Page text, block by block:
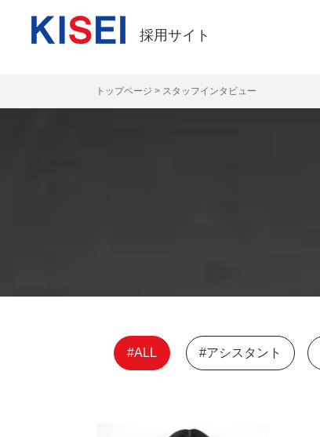
採用サイト
トップページ > スタッフインタビュー
#ALL #アシスタント